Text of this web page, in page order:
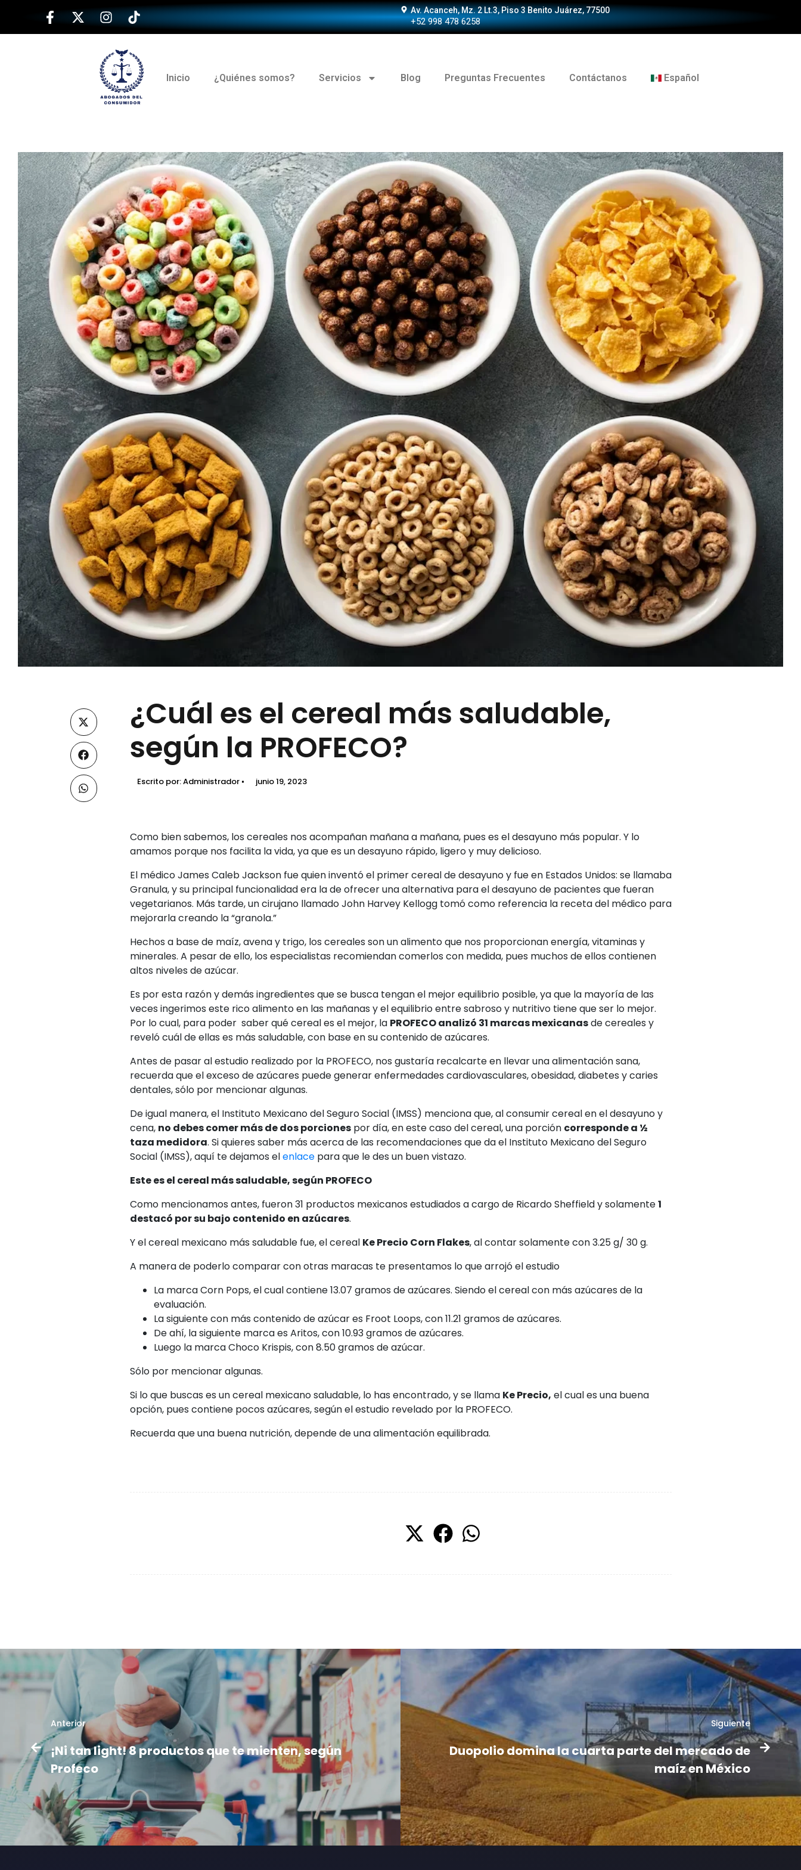
Av. Acanceh, Mz. 2 Lt.3, Piso 3 Benito Juárez, 77500
+52 998 478 6258
Inicio ¿Quiénes somos? Servicios Blog Preguntas Frecuentes Contáctanos Español
¿Cuál es el cereal más saludable,
según la PROFECO?
Escrito por:Administrador junio 19, 2023
Como bien sabemos, los cereales nos acompañan mañana a mañana, pues es el desayuno más popular. Y lo
amamos porque nos facilita la vida, ya que es un desayuno rápido, ligero y muy delicioso.
El médico James Caleb Jackson fue quien inventó el primer cereal de desayuno y fue en Estados Unidos: se llamaba
Granula, y su principal funcionalidad era la de ofrecer una alternativa para el desayuno de pacientes que fueran
vegetarianos. Más tarde, un cirujano llamado John Harvey Kellogg tomó como referencia la receta del médico para
mejorarla creando la “granola.”
Hechos a base de maíz, avena y trigo, los cereales son un alimento que nos proporcionan energía, vitaminas y
minerales. A pesar de ello, los especialistas recomiendan comerlos con medida, pues muchos de ellos contienen
altos niveles de azúcar.
Es por esta razón y demás ingredientes que se busca tengan el mejor equilibrio posible, ya que la mayoría de las
veces ingerimos este rico alimento en las mañanas y el equilibrio entre sabroso y nutritivo tiene que ser lo mejor.
Por lo cual, para poder saber qué cereal es el mejor, la PROFECO analizó 31 marcas mexicanasde cereales y
reveló cuál de ellas es más saludable, con base en su contenido de azúcares.
Antes de pasar al estudio realizado por la PROFECO, nos gustaría recalcarte en llevar una alimentación sana,
recuerda que el exceso de azúcares puede generar enfermedades cardiovasculares, obesidad, diabetes y caries
dentales, sólo por mencionar algunas.
De igual manera, el Instituto Mexicano del Seguro Social (IMSS) menciona que, al consumir cereal en el desayuno y
cena, no debes comer más de dos porcionespor día, en este caso del cereal, una porción corresponde a ½
taza medidora. Si quieres saber más acerca de las recomendaciones que da el Instituto Mexicano del Seguro
Social (IMSS), aquí te dejamos elenlacepara que le des un buen vistazo.
Este es el cereal más saludable, según PROFECO
Como mencionamos antes, fueron 31 productos mexicanos estudiados a cargo de Ricardo Sheffield y solamente1
destacó por su bajo contenido en azúcares.
Y el cereal mexicano más saludable fue, el cereal Ke Precio Corn Flakes, al contar solamente con 3.25 g/ 30 g.
A manera de poderlo comparar con otras maracas te presentamos lo que arrojó el estudio
La marca Corn Pops, el cual contiene 13.07 gramos de azúcares. Siendo el cereal con más azúcares de la
evaluación.
La siguiente con más contenido de azúcar es Froot Loops, con 11.21 gramos de azúcares.
De ahí, la siguiente marca es Aritos, con 10.93 gramos de azúcares.
Luego la marca Choco Krispis, con 8.50 gramos de azúcar.
Sólo por mencionar algunas.
Si lo que buscas es un cereal mexicano saludable, lo has encontrado, y se llama Ke Precio, el cual es una buena
opción, pues contiene pocos azúcares, según el estudio revelado por la PROFECO.
Recuerda que una buena nutrición, depende de una alimentación equilibrada.
Anterior
¡Ni tan light! 8 productos que te mienten, según
Profeco
Siguiente
Duopolio domina la cuarta parte del mercado de
maíz en México